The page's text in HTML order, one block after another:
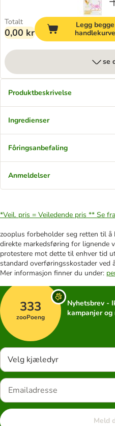
Totalt
0,00 kr
Legg
se
Produktbeskrivelse
Ingredienser
Fôringsanbefaling
Anmeldelser
*Veil. pris = Veiledende pris ** Se
zooplus forbeholder seg retten til
direkte markedsføring for lignende
protestere mot dette til enhver tid
standard overføringsskostader ved
Mer informasjon finner du under:
333
zooPoeng
Nyhetsbrev -
kampanjer og
Velg kjæledyr
Meld